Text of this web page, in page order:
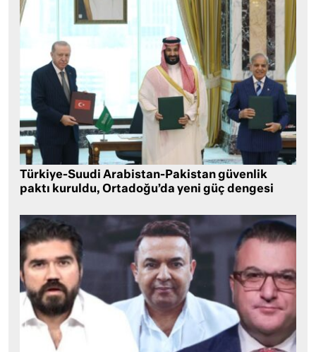
Türkiye-Suudi Arabistan-Pakistan güvenlik
paktı kuruldu, Ortadoğu’da yeni güç dengesi